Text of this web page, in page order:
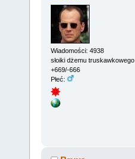
Wiadomości: 4938
słoiki dżemu truskawkowego
+669/-666
Płeć: